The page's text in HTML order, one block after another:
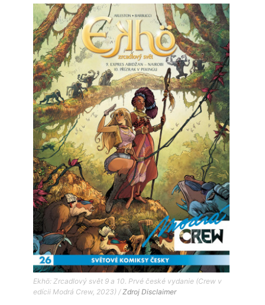
Ekhö: Zrcadlový svět 9 a 10. Prvé české vydanie (Crew v
edícii Modrá Crew, 2023) /Zdroj Disclaimer